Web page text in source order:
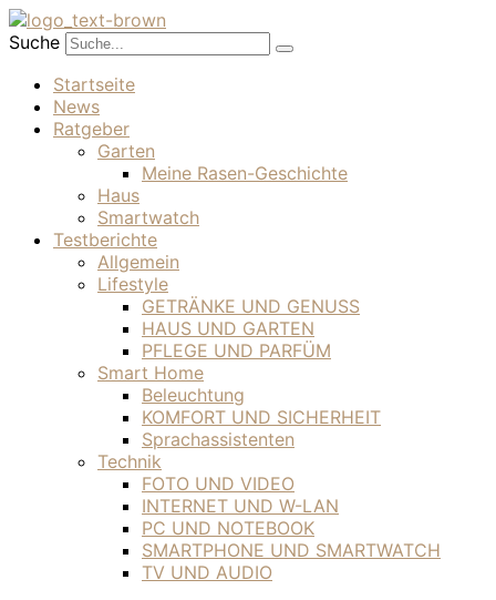
Suche
Startseite
News
Ratgeber
Garten
Meine Rasen-Geschichte
Haus
Smartwatch
Testberichte
Allgemein
Lifestyle
GETRÄNKE UND GENUSS
HAUS UND GARTEN
PFLEGE UND PARFÜM
Smart Home
Beleuchtung
KOMFORT UND SICHERHEIT
Sprachassistenten
Technik
FOTO UND VIDEO
INTERNET UND W-LAN
PC UND NOTEBOOK
SMARTPHONE UND SMARTWATCH
TV UND AUDIO